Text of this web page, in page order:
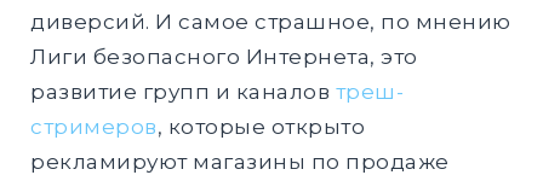
диверсий. И самое страшное, по мнению
Лиги безопасного Интернета, это
развитие групп и каналов треш-
стримеров, которые открыто
рекламируют магазины по продаже